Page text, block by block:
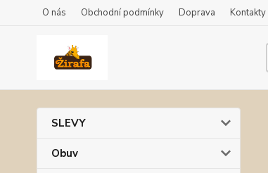
O nás Obchodní podmínky Doprava Kontakty
SLEVY
Obuv